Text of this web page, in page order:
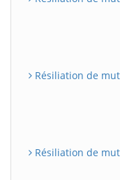
Résiliation de
Résiliation de